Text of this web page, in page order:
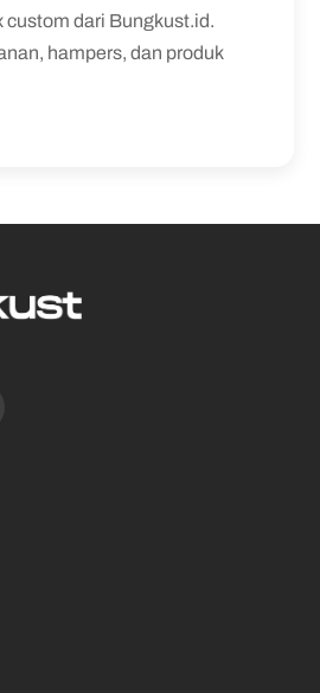
custom dari Bungkust.id.
hampers, dan produk